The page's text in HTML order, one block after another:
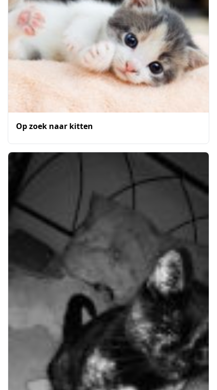
Op zoek naar kitten